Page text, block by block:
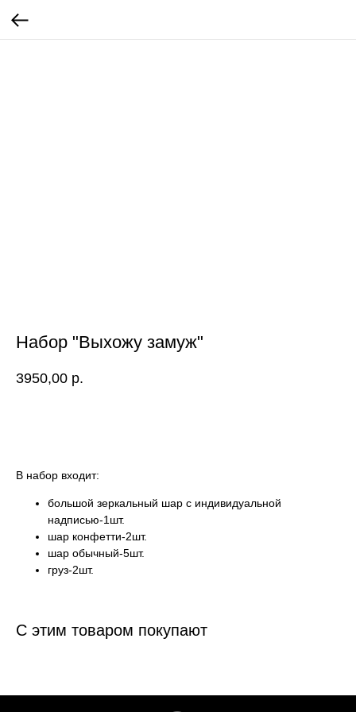
Набор "Выхожу замуж"
3950,00 р.
В набор входит:
большой зеркальный шар с индивидуальной
надписью-1шт.
шар конфетти-2шт.
шар обычный-5шт.
груз-2шт.
С этим товаром покупают